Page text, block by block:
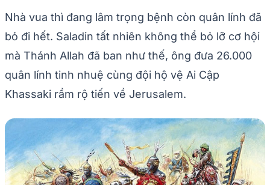
Nhà vua thì đang lâm trọng bệnh còn quân lính đã
bỏ đi hết. Saladin tất nhiên không thể bỏ lỡ cơ hội
mà Thánh Allah đã ban như thế, ông đưa 26.000
quân lính tinh nhuệ cùng đội hộ vệ Ai Cập
Khassaki rầm rộ tiến về Jerusalem.